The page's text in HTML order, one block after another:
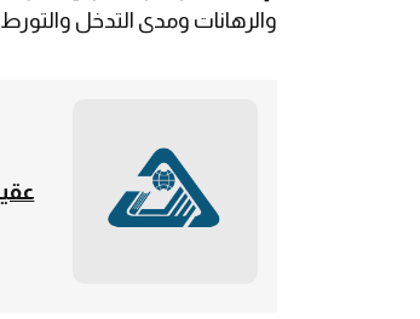
والرهانات ومدى التدخل